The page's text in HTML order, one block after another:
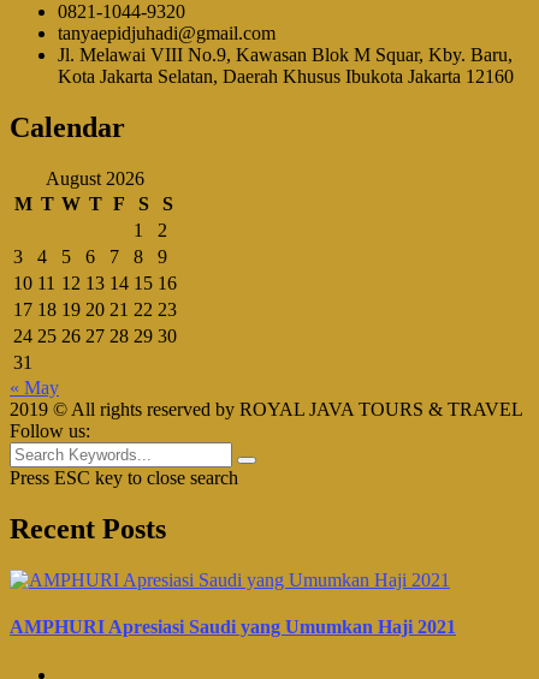
0821-1044-9320
tanyaepidjuhadi@gmail.com
Jl. Melawai VIII No.9, Kawasan Blok M Squar, Kby. Baru,
Kota Jakarta Selatan, Daerah Khusus Ibukota Jakarta 12160
Calendar
August 2026
M T W T F S
S
1
2
3
4 5 6 7 8
9
10 11 12 13 14 15 16
17 18 19 20 21 22 23
24 25 26 27 28 29 30
31
« May
2019 © All rights reserved by ROYAL JAVA TOURS & TRAVEL
Follow us:
Press ESC key to close search
Recent Posts
AMPHURI Apresiasi Saudi yang Umumkan Haji 2021